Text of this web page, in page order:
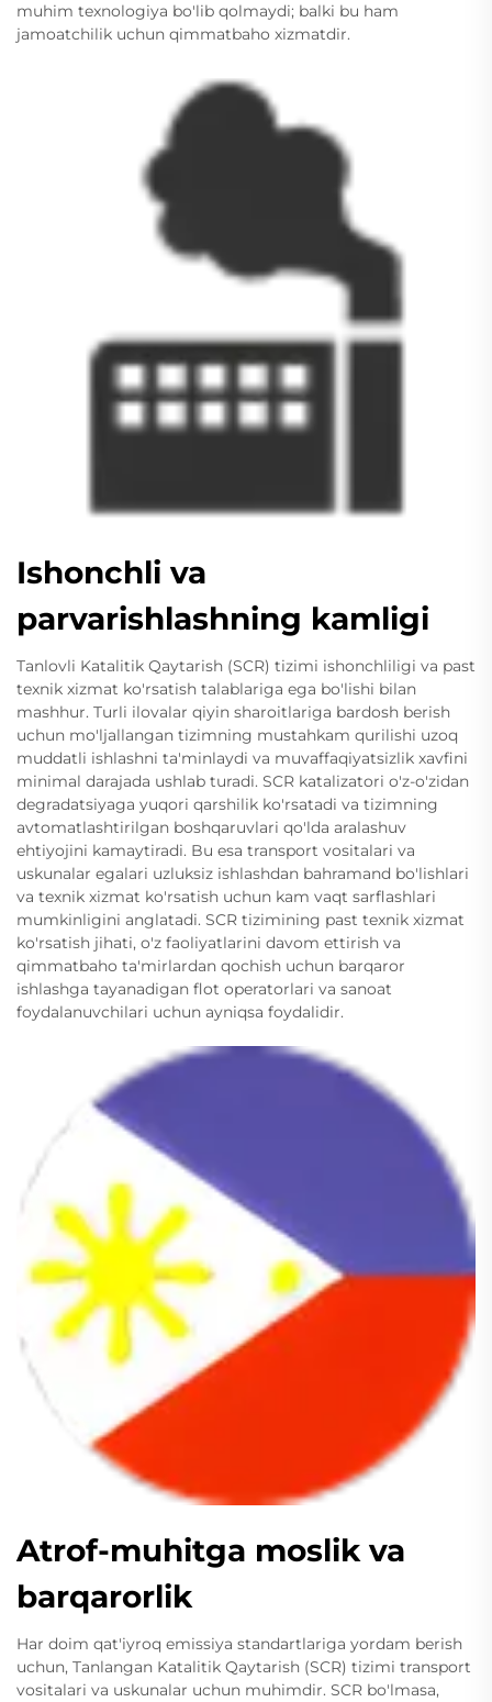
muhim texnologiya bo'lib qolmaydi; balki bu ham
jamoatchilik uchun qimmatbaho xizmatdir.
Ishonchli va
parvarishlashning kamligi
Tanlovli Katalitik Qaytarish (SCR) tizimi ishonchliligi va past
texnik xizmat ko'rsatish talablariga ega bo'lishi bilan
mashhur. Turli ilovalar qiyin sharoitlariga bardosh berish
uchun mo'ljallangan tizimning mustahkam qurilishi uzoq
muddatli ishlashni ta'minlaydi va muvaffaqiyatsizlik xavfini
minimal darajada ushlab turadi. SCR katalizatori o'z-o'zidan
degradatsiyaga yuqori qarshilik ko'rsatadi va tizimning
avtomatlashtirilgan boshqaruvlari qo'lda aralashuv
ehtiyojini kamaytiradi. Bu esa transport vositalari va
uskunalar egalari uzluksiz ishlashdan bahramand bo'lishlari
va texnik xizmat ko'rsatish uchun kam vaqt sarflashlari
mumkinligini anglatadi. SCR tizimining past texnik xizmat
ko'rsatish jihati, o'z faoliyatlarini davom ettirish va
qimmatbaho ta'mirlardan qochish uchun barqaror
ishlashga tayanadigan flot operatorlari va sanoat
foydalanuvchilari uchun ayniqsa foydalidir.
Atrof-muhitga moslik va
barqarorlik
Har doim qat'iyroq emissiya standartlariga yordam berish
uchun, Tanlangan Katalitik Qaytarish (SCR) tizimi transport
vositalari va uskunalar uchun muhimdir. SCR bo'lmasa,